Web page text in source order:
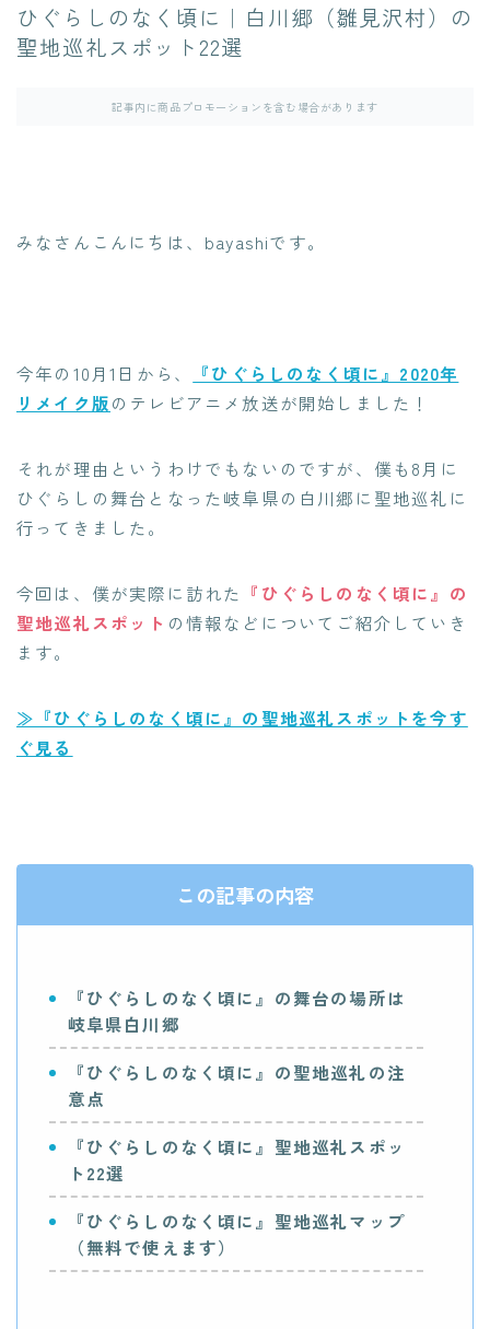
ひぐらしのなく頃に｜白川郷（雛見沢村）の
聖地巡礼スポット22選
記事内に商品プロモーションを含む場合があります
みなさんこんにちは、bayashiです。
今年の10月1日から、
『ひぐらしのなく頃に』2020年
リメイク版のテレビアニメ放送が開始しました！
それが理由というわけでもないのですが、僕も8月に
ひぐらしの舞台となった岐阜県の白川郷に聖地巡礼に
行ってきました。
今回は、僕が実際に訪れた 『ひぐらしのなく頃に』の
聖地巡礼スポット の情報などについてご紹介していき
ます。
≫『ひぐらしのなく頃に』の聖地巡礼スポットを今す
ぐ見る
この記事の内容
『ひぐらしのなく頃に』の舞台の場所は
岐阜県白川郷
『ひぐらしのなく頃に』の聖地巡礼の注
意点
『ひぐらしのなく頃に』聖地巡礼スポッ
ト22選
『ひぐらしのなく頃に』聖地巡礼マップ
（無料で使えます）